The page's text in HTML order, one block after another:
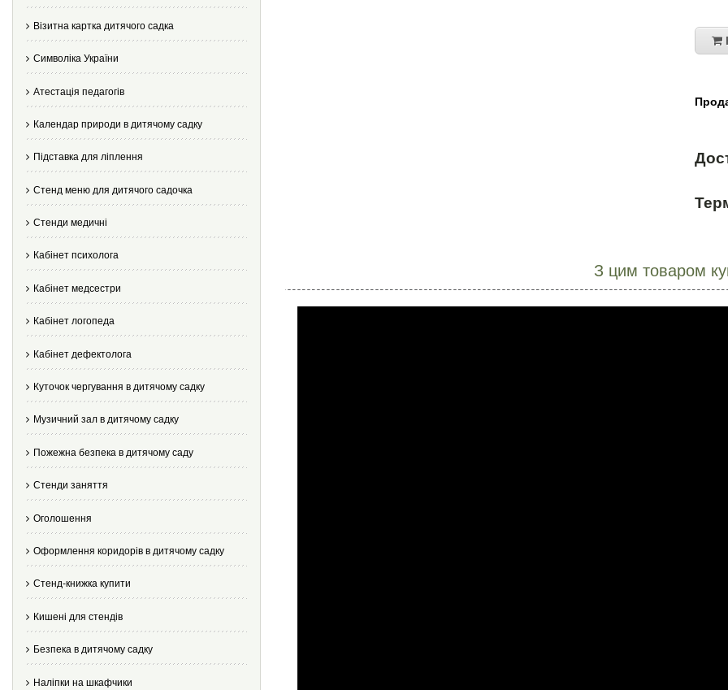
Візитна картка дитячого садка
Cимволіка України
Атестація педагогів
Календар природи в дитячому садку
Підставка для ліплення
Стенд меню для дитячого садочка
Стенди медичні
Кабінет психолога
Кабінет медсестри
Кабінет логопеда
Кабінет дефектолога
Куточок чергування в дитячому садку
Музичний зал в дитячому садку
Пожежна безпека в дитячому саду
Стенди заняття
Оголошення
Оформлення коридорів в дитячому садку
Стенд-книжка купити
Кишені для стендів
Безпека в дитячому садку
Наліпки на шкафчики
З цим товаром